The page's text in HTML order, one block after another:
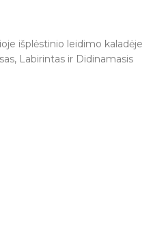
išplėstinio leidimo kaladėje
Labirintas ir Didinamasis